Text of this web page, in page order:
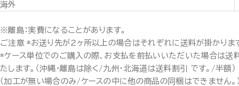
海外
※離島：実費になることがあります。
ご注意 *お送り先が2ヶ所以上の場合はそれぞれに送料が掛かります
*ケース単位でのご購入の際、お支払を前払いいただいた場合は送
たします。（沖縄・離島は除く/九州・北海道は送料割引 です。/半額）
（加工が無い場合のみ/ケースの中に他の商品の同梱はできません。）